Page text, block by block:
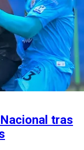
tras